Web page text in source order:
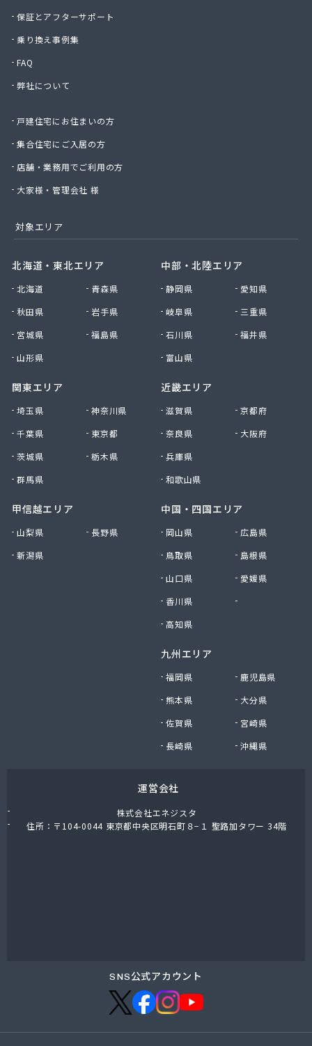
株式会社花川エネルギーセンター・花川保安センタ
ー
株式会社花村安政葵商店 丸子営業所
株式会社丸二商会 ガス販売部
株式会社共栄瓦斯
株式会社高木商店
株式会社桜ヶ丘流通
株式会社桜ヶ丘流通
株式会社酒井商店
株式会社新光
株式会社杉山石油 駅北給油所
株式会社川合商店
株式会社増商
株式会社池田屋商店LPガス・住設事業部
株式会社中屋
株式会社天野プロパン
株式会社田中石油店初倉給油所
株式会社東静 プロパンガス保安センター
株式会社藤下商店
株式会社浜崎商店
株式会社富士熔材
株式会社平成
株式会社鈴与ガスあんしんネット 三島富士営業
株式会社鈴与ガスあんしんネット 島田営業所・営
吉澤商店
佐藤燃料株式会社
佐野住設株式会社
保証とアフターサポート
乗り換え事例集
FAQ
弊社について
戸建住宅にお住まいの方
集合住宅にご入居の方
店舗・業務用でご利用の方
大家様・管理会社 様
対象エリア
北海道・東北エリア
北海道
青森県
秋田県
岩手県
宮城県
福島県
山形県
関東エリア
埼玉県
神奈川県
千葉県
東京都
茨城県
栃木県
群馬県
甲信越エリア
山梨県
長野県
新潟県
中部・北陸エリア
静岡県
愛知県
岐阜県
三重県
石川県
福井県
富山県
近畿エリア
滋賀県
京都府
奈良県
大阪府
兵庫県
和歌山県
中国・四国エリア
岡山県
広島県
鳥取県
島根県
山口県
愛媛県
香川県
高知県
九州エリア
福岡県
鹿児島県
熊本県
大分県
佐賀県
宮崎県
長崎県
沖縄県
運営会社
株式会社エネジスタ
住所：〒104-0044 東京都中央区明石町８−１ 聖路加タワー 34階
SNS公式アカウント